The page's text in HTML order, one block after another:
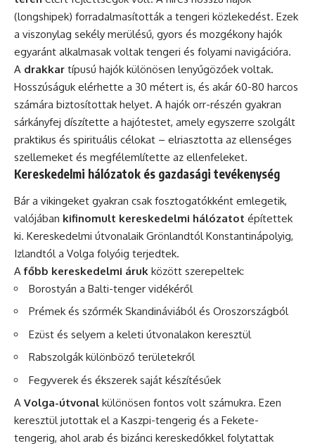
(longshipek) forradalmasították a tengeri közlekedést. Ezek
a viszonylag sekély merülésű, gyors és mozgékony hajók
egyaránt alkalmasak voltak tengeri és folyami navigációra.
A drakkar típusú hajók különösen lenyűgözőek voltak.
Hosszúságuk elérhette a 30 métert is, és akár 60-80 harcos
számára biztosítottak helyet. A hajók orr-részén gyakran
sárkányfej díszítette a hajótestet, amely egyszerre szolgált
praktikus és spirituális célokat – elriasztotta az ellenséges
szellemeket és megfélemlítette az ellenfeleket.
Kereskedelmi hálózatok és gazdasági tevékenység
Bár a vikingeket gyakran csak fosztogatókként emlegetik,
valójában kifinomult kereskedelmi hálózatot építettek
ki. Kereskedelmi útvonalaik Grönlandtól Konstantinápolyig,
Izlandtól a Volga folyóig terjedtek.
Afőbb kereskedelmi áruk között szerepeltek:
Borostyán a Balti-tenger vidékéről
Prémek és szőrmék Skandináviából és Oroszországból
Ezüst és selyem a keleti útvonalakon keresztül
Rabszolgák különböző területekről
Fegyverek és ékszerek saját készítésűek
A Volga-útvonal különösen fontos volt számukra. Ezen
keresztül jutottak el a Kaszpi-tengerig és a Fekete-
tengerig, ahol arab és bizánci kereskedőkkel folytattak